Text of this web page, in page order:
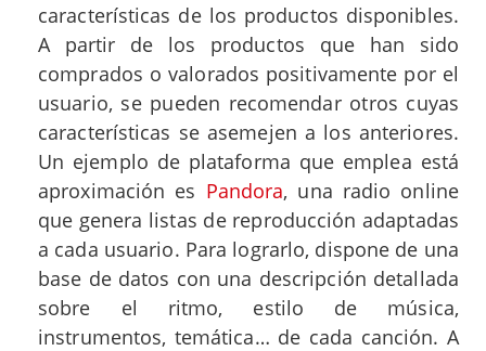
características de los productos disponibles.
A partir de los productos que han sido
comprados o valorados positivamente por el
usuario, se pueden recomendar otros cuyas
características se asemejen a los anteriores.
Un ejemplo de plataforma que emplea está
aproximación es Pandora, una radio online
que genera listas de reproducción adaptadas
a cada usuario. Para lograrlo, dispone de una
base de datos con una descripción detallada
sobre el ritmo, estilo de música,
instrumentos, temática… de cada canción. A